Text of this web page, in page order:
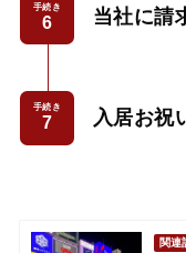
手続き 当社に請
手続き 入居お祝
関連